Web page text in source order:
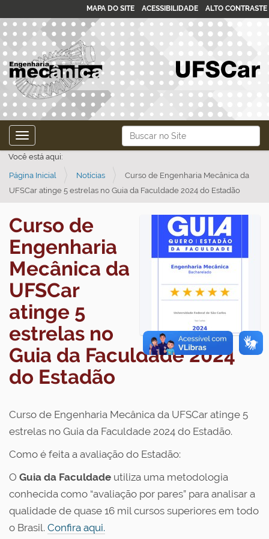
Busca
Busca Avançada…
MAPA DO SITE ACESSIBILIDADE ALTO CONTRASTE
Toggle navigation
Você está aqui:
Página Inicial Notícias
Curso de Engenharia Mecânica da
UFSCar atinge 5 estrelas no Guia da Faculdade 2024 do Estadão
Curso de
Engenharia
Mecânica da
UFSCar
atinge 5
estrelas no
Guia da Faculdade 2024
do Estadão
Curso de Engenharia Mecânica da UFSCar atinge 5
estrelas no Guia da Faculdade 2024 do Estadão.
Como é feita a avaliação do Estadão:
O Guia da Faculdade utiliza uma metodologia
conhecida como “avaliação por pares” para analisar a
qualidade de quase 16 mil cursos superiores em todo
o Brasil. Confira aqui.